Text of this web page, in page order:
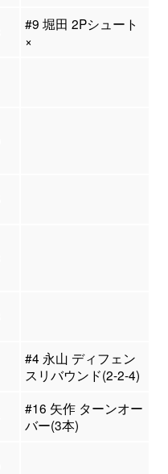
#9 堀田 2Pシュート
×
#4 永山 ディフェン
スリバウンド(2-2-4)
#16 矢作 ターンオー
バー(3本)